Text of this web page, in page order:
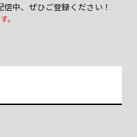
中、ぜひご登録ください！
。